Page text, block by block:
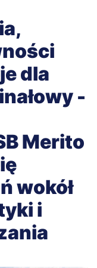
dla
-
Merito
wokół
i